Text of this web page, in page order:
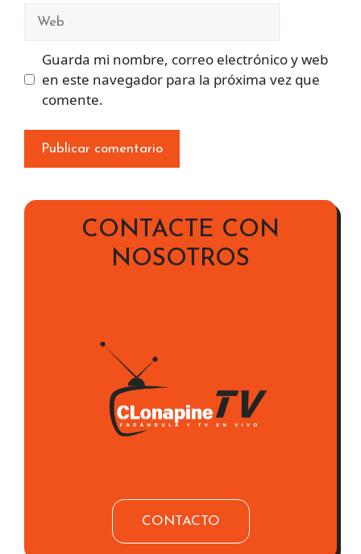
Guarda mi nombre, correo electrónico y web
en este navegador para la próxima vez que
comente.
CONTACTE CON
NOSOTROS
CONTACTO